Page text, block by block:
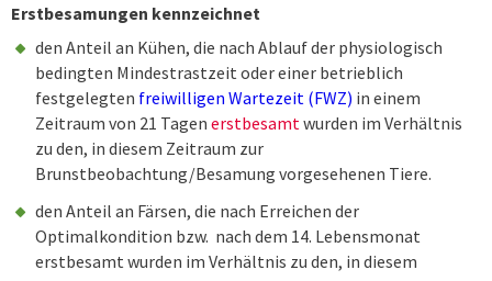
Erstbesamungen kennzeichnet
den Anteil an Kühen, die nach Ablauf der physiologisch
bedingten Mindestrastzeit oder einer betrieblich
festgelegten freiwilligen Wartezeit (FWZ) in einem
Zeitraum von 21 Tagen erstbesamt wurden im Verhältnis
zu den, in diesem Zeitraum zur
Brunstbeobachtung/Besamung vorgesehenen Tiere.
den Anteil an Färsen, die nach Erreichen der
Optimalkondition bzw. nach dem 14. Lebensmonat
erstbesamt wurden im Verhältnis zu den, in diesem